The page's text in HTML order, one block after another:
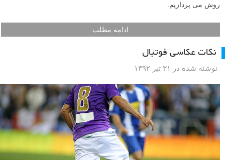
روش می پردازیم.
ادامه مطلب
نکات عکاسی فوتبال
نوشته شده در ۳۱ تیر ۱۳۹۲